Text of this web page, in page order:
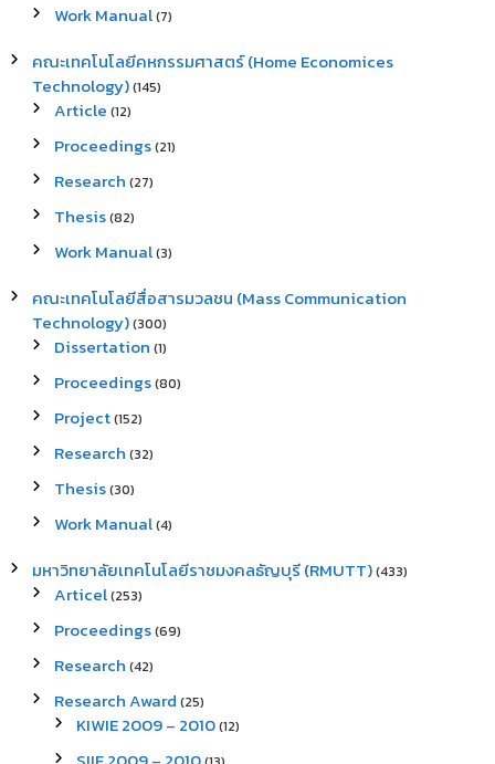
Work Manual(7)
คณะเทคโนโลยีคหกรรมศาสตร์ (Home Economices
Technology)(145)
Article (12)
Proceedings(21)
Research (27)
Thesis(82)
Work Manual(3)
คณะเทคโนโลยีสื่อสารมวลชน (Mass Communication
Technology)(300)
Dissertation (1)
Proceedings(80)
Project(152)
Research (32)
Thesis(30)
Work Manual(4)
มหาวิทยาลัยเทคโนโลยีราชมงคลธัญบุรี (RMUTT)(433)
Articel(253)
Proceedings(69)
Research (42)
Research Award (25)
KIWIE 2009 – 2010(12)